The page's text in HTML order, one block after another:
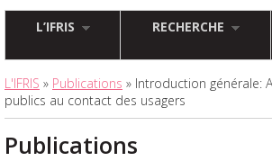
L’IFRIS RECHERCHE
L'IFRIS » Publications » Introduction générale:
publics au contact des usagers
Publications